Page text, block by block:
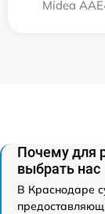
Midea
Почему для
выбрать нас
В Краснодаре